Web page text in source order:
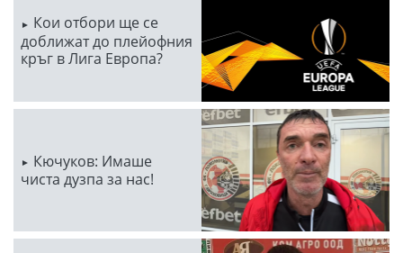
Кои отбори ще се
доближат до плейофния
кръг в Лига Европа?
Кючуков: Имаше
чиста дузпа за нас!